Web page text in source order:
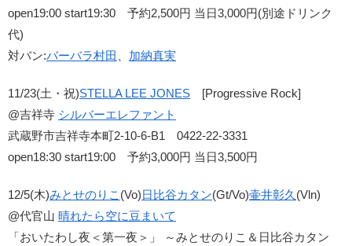
open19:00 start19:30 予約2,500円 当日3,000円(別途ドリンク
代)
対バン:バーバラ村田 加納真実
11/23(土・祝)STELLA LEE JONES [Progressive Rock]
@吉祥寺 シルバーエレファント
武蔵野市吉祥寺本町2-10-6-B1 0422-22-3331
open18:30 start19:00 予約3,000円 当日3,500円
12/5(木)みとせのりこ (Vo)日比谷カタン(Gt/Vo)壷井彰久 (Vln)
@代官山 晴れたら空に豆まいて
「おいたわし夜＜第一夜＞」 ～みとせのりこ＆日比谷カタン